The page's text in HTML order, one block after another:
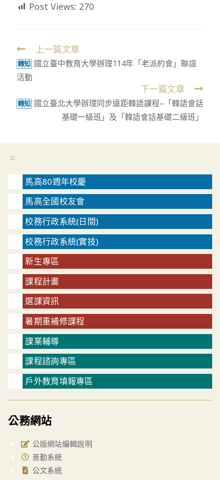
Post Views: 270
Read
more
articles
上一篇文章
轉知 國立臺中教育大學辦理114年「老派約會」聯誼
活動
下一篇文章
轉知 國立臺北大學辦理同步遠距韓語課程–「韓語會話
基礎一級班」及「韓語會話基礎二級班」
:::
馬高80週年校慶
馬高全國校友會
校務行政系統(日間)
校務行政系統(實技)
新生專區
課程計畫
選課資訊
暑期重補修課程
課業輔導
課程諮詢專區
戶外教育填報專區
公務網站
公版網站編輯說明
差勤系統
公文系統